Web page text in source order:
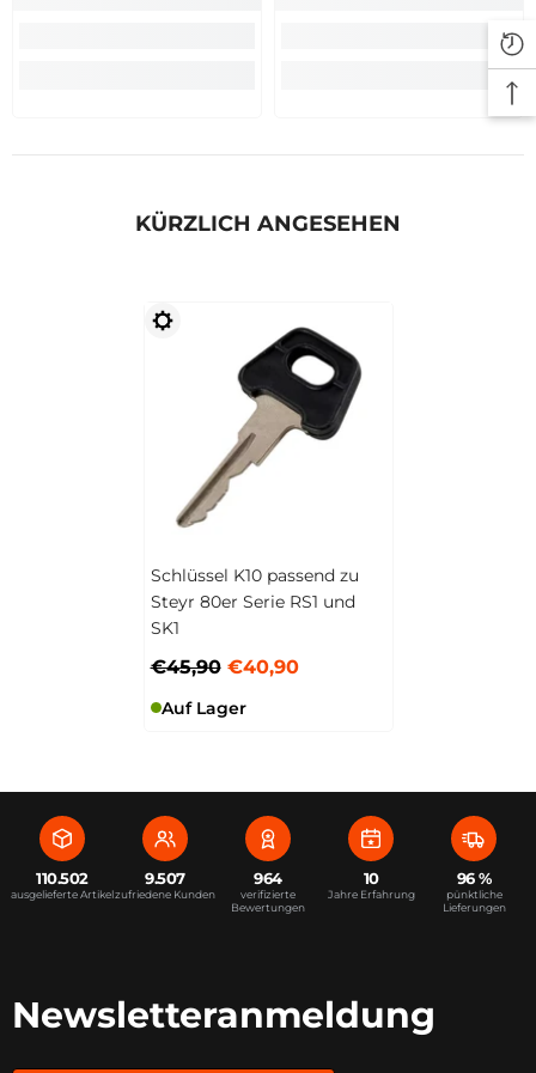
KÜRZLICH ANGESEHEN
Schlüssel K10 passend zu
Steyr 80er Serie RS1 und
SK1
€45,90 €40,90
Auf Lager
110.502
ausgelieferte Artikel
9.507
zufriedene Kunden
964
verifizierte
Bewertungen
10
Jahre Erfahrung
96 %
pünktliche
Lieferungen
Newsletteranmeldung